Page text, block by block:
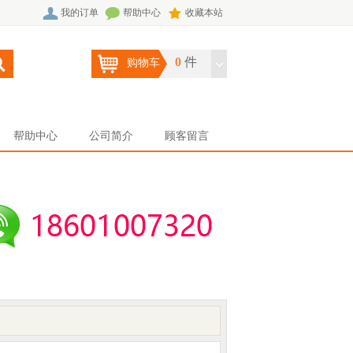
我的订单 帮助中心 收藏本站
购物车 0 件
帮助中心 公司简介 顾客留言